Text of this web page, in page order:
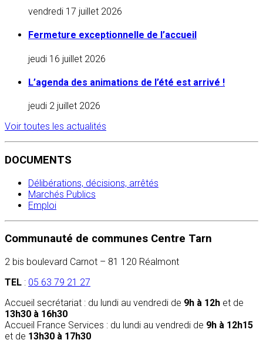
vendredi 17 juillet 2026
Fermeture exceptionnelle de l’accueil
jeudi 16 juillet 2026
L’agenda des animations de l’été est arrivé !
jeudi 2 juillet 2026
Voir toutes les actualités
DOCUMENTS
Délibérations, décisions, arrêtés
Marchés Publics
Emploi
Communauté de communes Centre Tarn
2 bis boulevard Carnot – 81 120 Réalmont
TEL : 05 63 79 21 27
Accueil secrétariat : du lundi au vendredi de 9h à 12h et de
13h30 à 16h30
Accueil France Services : du lundi au vendredi de 9h à 12h15
et de 13h30 à 17h30